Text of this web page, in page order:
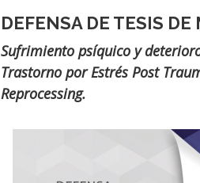
DEFENSA DE TESIS DE
Subtítulo
Sufrimiento psíquico y
Trastorno por Estrés Post
Reprocessing.